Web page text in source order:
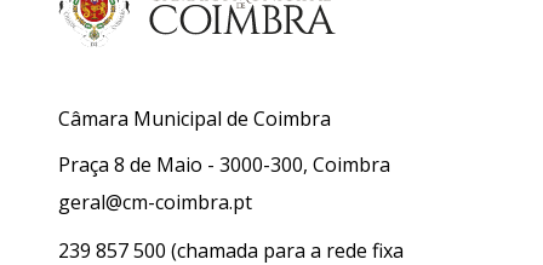
Câmara Municipal de Coimbra
Praça 8 de Maio - 3000-300, Coimbra
geral@cm-coimbra.pt
239 857 500 (chamada para a rede fixa